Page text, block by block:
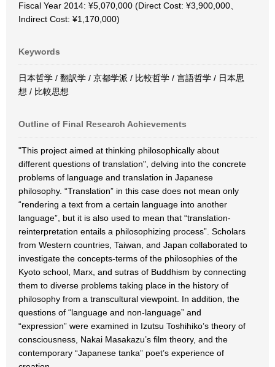
Fiscal Year 2014: ¥5,070,000 (Direct Cost: ¥3,900,000、
Indirect Cost: ¥1,170,000)
Keywords
日本哲学 / 翻訳学 / 京都学派 / 比較哲学 / 言語哲学 / 日本思
想 / 比較思想
Outline of Final Research Achievements
"This project aimed at thinking philosophically about
different questions of translation", delving into the concrete
problems of language and translation in Japanese
philosophy. “Translation” in this case does not mean only
“rendering a text from a certain language into another
language”, but it is also used to mean that “translation-
reinterpretation entails a philosophizing process”. Scholars
from Western countries, Taiwan, and Japan collaborated to
investigate the concepts-terms of the philosophies of the
Kyoto school, Marx, and sutras of Buddhism by connecting
them to diverse problems taking place in the history of
philosophy from a transcultural viewpoint. In addition, the
questions of “language and non-language” and
“expression” were examined in Izutsu Toshihiko’s theory of
consciousness, Nakai Masakazu’s film theory, and the
contemporary “Japanese tanka” poet’s experience of